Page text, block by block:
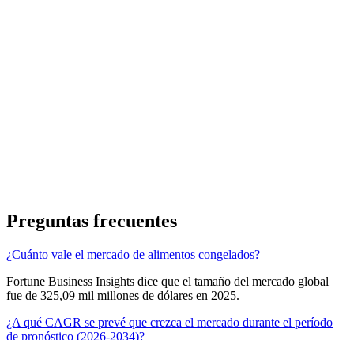
Preguntas frecuentes
¿Cuánto vale el mercado de alimentos congelados?
Fortune Business Insights dice que el tamaño del mercado global
fue de 325,09 mil millones de dólares en 2025.
¿A qué CAGR se prevé que crezca el mercado durante el período
de pronóstico (2026-2034)?